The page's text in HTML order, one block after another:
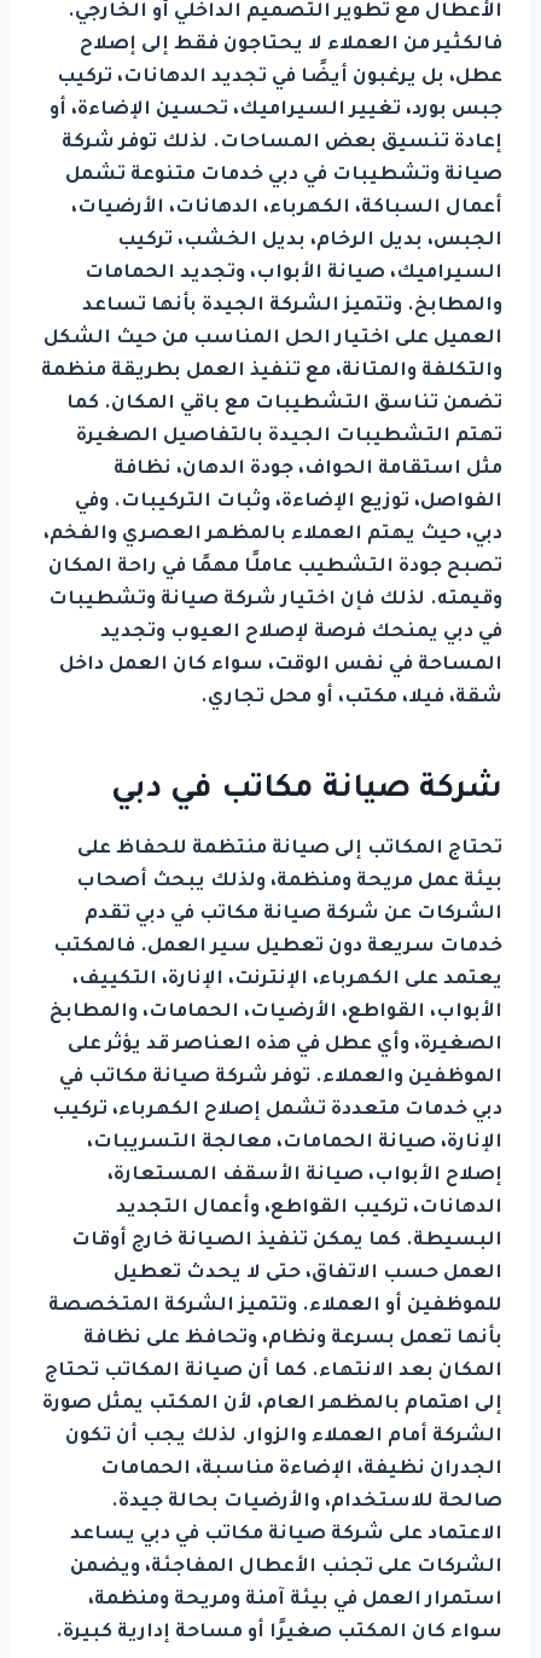
الأعطال مع تطوير التصميم الداخلي أو الخارجي.
فالكثير من العملاء لا يحتاجون فقط إلى إصلاح
عطل، بل يرغبون أيضًا في تجديد الدهانات، تركيب
جبس بورد، تغيير السيراميك، تحسين الإضاءة، أو
إعادة تنسيق بعض المساحات. لذلك توفر شركة
صيانة وتشطيبات في دبي خدمات متنوعة تشمل
أعمال السباكة، الكهرباء، الدهانات، الأرضيات،
الجبس، بديل الرخام، بديل الخشب، تركيب
السيراميك، صيانة الأبواب، وتجديد الحمامات
والمطابخ. وتتميز الشركة الجيدة بأنها تساعد
العميل على اختيار الحل المناسب من حيث الشكل
والتكلفة والمتانة، مع تنفيذ العمل بطريقة منظمة
تضمن تناسق التشطيبات مع باقي المكان. كما
تهتم التشطيبات الجيدة بالتفاصيل الصغيرة
مثل استقامة الحواف، جودة الدهان، نظافة
الفواصل، توزيع الإضاءة، وثبات التركيبات. وفي
دبي، حيث يهتم العملاء بالمظهر العصري والفخم،
تصبح جودة التشطيب عاملًا مهمًا في راحة المكان
وقيمته. لذلك فإن اختيار شركة صيانة وتشطيبات
في دبي يمنحك فرصة لإصلاح العيوب وتجديد
المساحة في نفس الوقت، سواء كان العمل داخل
شقة، فيلا، مكتب، أو محل تجاري.
شركة صيانة مكاتب في دبي
تحتاج المكاتب إلى صيانة منتظمة للحفاظ على
بيئة عمل مريحة ومنظمة، ولذلك يبحث أصحاب
الشركات عن شركة صيانة مكاتب في دبي تقدم
خدمات سريعة دون تعطيل سير العمل. فالمكتب
يعتمد على الكهرباء، الإنترنت، الإنارة، التكييف،
الأبواب، القواطع، الأرضيات، الحمامات، والمطابخ
الصغيرة، وأي عطل في هذه العناصر قد يؤثر على
الموظفين والعملاء. توفر شركة صيانة مكاتب في
دبي خدمات متعددة تشمل إصلاح الكهرباء، تركيب
الإنارة، صيانة الحمامات، معالجة التسريبات،
إصلاح الأبواب، صيانة الأسقف المستعارة،
الدهانات، تركيب القواطع، وأعمال التجديد
البسيطة. كما يمكن تنفيذ الصيانة خارج أوقات
العمل حسب الاتفاق، حتى لا يحدث تعطيل
للموظفين أو العملاء. وتتميز الشركة المتخصصة
بأنها تعمل بسرعة ونظام، وتحافظ على نظافة
المكان بعد الانتهاء. كما أن صيانة المكاتب تحتاج
إلى اهتمام بالمظهر العام، لأن المكتب يمثل صورة
الشركة أمام العملاء والزوار. لذلك يجب أن تكون
الجدران نظيفة، الإضاءة مناسبة، الحمامات
صالحة للاستخدام، والأرضيات بحالة جيدة.
الاعتماد على شركة صيانة مكاتب في دبي يساعد
الشركات على تجنب الأعطال المفاجئة، ويضمن
استمرار العمل في بيئة آمنة ومريحة ومنظمة،
سواء كان المكتب صغيرًا أو مساحة إدارية كبيرة.